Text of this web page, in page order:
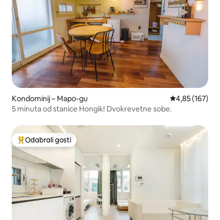
Kondominij – Mapo-gu Prosječna
4,85 (167)
5 minuta od stanice Hongik! Dvokrevetne sobe.
Među najviše rangiranima s oznakom „Odabrali gosti”
Odabrali gosti